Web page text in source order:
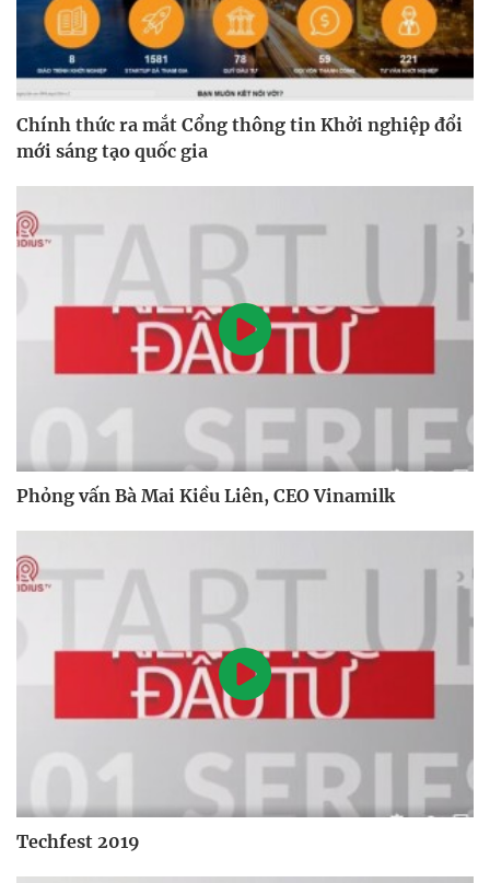
Chính thức ra mắt Cổng thông tin Khởi nghiệp đổi
mới sáng tạo quốc gia
Phỏng vấn Bà Mai Kiều Liên, CEO Vinamilk
Techfest 2019